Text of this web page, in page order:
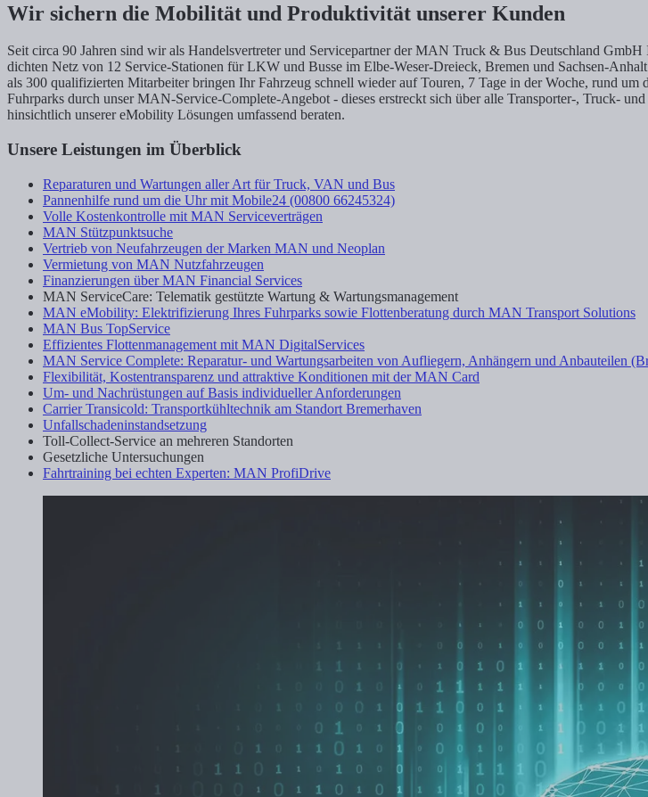
Wir sichern die Mobilität und Produktivität unserer Kunden
Seit circa 90 Jahren sind wir als Handelsvertreter und Servicepartner der MAN Truck & Bus Deutschland
dichten Netz von 12 Service-Stationen für LKW und Busse im Elbe-Weser-Dreieck, Bremen und Sachsen-
als 300 qualifizierten Mitarbeiter bringen Ihr Fahrzeug schnell wieder auf Touren, 7 Tage in der Woche, rund
Fuhrparks durch unser MAN-Service-Complete-Angebot - dieses erstreckt sich über alle Transporter-, Truck-
hinsichtlich unserer eMobility Lösungen umfassend beraten.
Unsere Leistungen im Überblick
Reparaturen und Wartungen aller Art für Truck, VAN und Bus
Pannenhilfe rund um die Uhr mit Mobile24 (00800 66245324)
Volle Kostenkontrolle mit MAN Serviceverträgen
MAN Stützpunktsuche
Vertrieb von Neufahrzeugen der Marken MAN und Neoplan
Vermietung von MAN Nutzfahrzeugen
Finanzierungen über MAN Financial Services
MAN ServiceCare: Telematik gestützte Wartung & Wartungsmanagement
MAN eMobility: Elektrifizierung Ihres Fuhrparks sowie Flottenberatung durch MAN Transport Solutions
MAN Bus TopService
Effizientes Flottenmanagement mit MAN DigitalServices
MAN Service Complete: Reparatur- und Wartungsarbeiten von Aufliegern, Anhängern und Anbauteilen
Flexibilität, Kostentransparenz und attraktive Konditionen mit der MAN Card
Um- und Nachrüstungen auf Basis individueller Anforderungen
Carrier Transicold: Transportkühltechnik am Standort Bremerhaven
Unfallschadeninstandsetzung
Toll-Collect-Service an mehreren Standorten
Gesetzliche Untersuchungen
Fahrtraining bei echten Experten: MAN ProfiDrive